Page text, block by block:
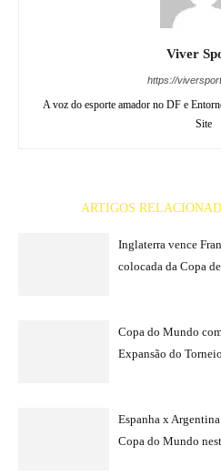
Viver
https://
A voz do esporte amador no DF e
Site
ARTIGOS
Inglaterra vence
colocada da Copa
Copa do Mundo
Expansão do Torneio
Espanha x
Copa do Mundo